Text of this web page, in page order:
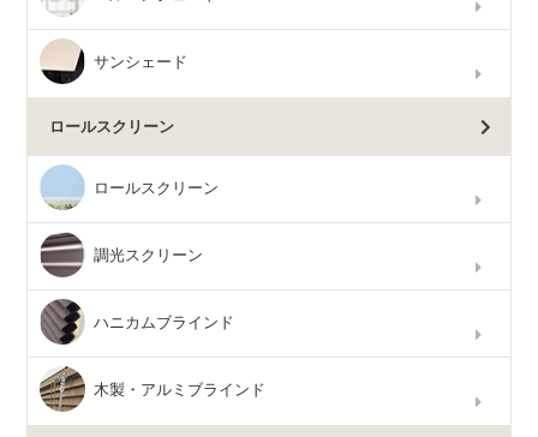
サンシェード
ロールスクリーン
ロールスクリーン
調光スクリーン
ハニカムブラインド
木製・アルミブラインド